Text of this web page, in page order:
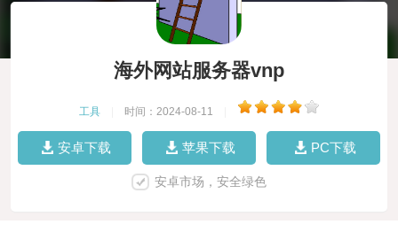
海外网站服务器vnp
工具 时间：2024-08-11
安卓下载 苹果下载 PC下载
安卓市场，安全绿色